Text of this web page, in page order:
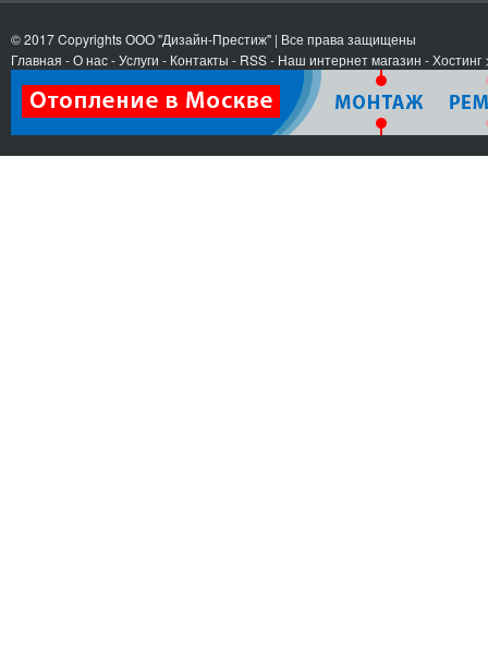
© 2017 CopyrightsООО "Дизайн-Престиж" | Все права защищены
Главная -О нас-Услуги - Контакты - RSS- Наш интернет магазин -Хостинг